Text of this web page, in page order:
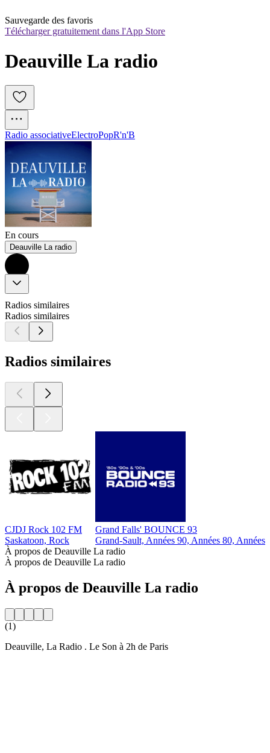
Sauvegarde des favoris
Télécharger gratuitement dans l'App Store
Deauville La radio
Radio associativeElectroPopR'n'B
En cours
Deauville La radio
Radios similaires
Radios similaires
Radios similaires
CJDJ Rock 102 FM
Saskatoon, Rock
Grand Falls' BOUNCE 93
Grand-Sault, Années 90, Années 80, Années
À propos de Deauville La radio
À propos de Deauville La radio
À propos de Deauville La radio
(1)
Deauville, La Radio . Le Son à 2h de Paris